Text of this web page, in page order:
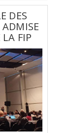
DES
ADMISE
FIP